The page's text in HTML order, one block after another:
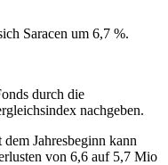
Saracen um 6,7 %.
durch die
nachgeben.
Jahresbeginn kann
von 6,6 auf 5,7 Mio